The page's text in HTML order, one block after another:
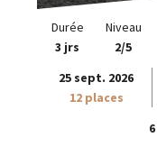
Durée
3 jrs
Niveau
2/5
25 sept. 2026
12 places
6